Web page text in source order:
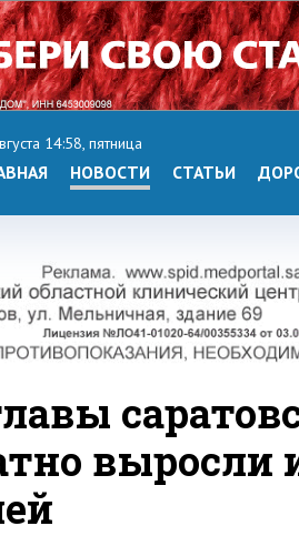
14:58, пятница
НОВОСТИ СТАТЬИ
выросли